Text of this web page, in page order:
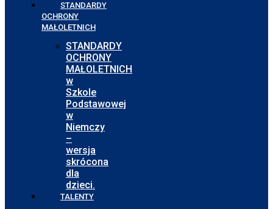
STANDARDY
OCHRONY
MAŁOLETNICH
STANDARDY
OCHRONY
MAŁOLETNICH
w
Szkole
Podstawowej
w
Niemczy
–
wersja
skrócona
dla
dzieci.
TALENTY